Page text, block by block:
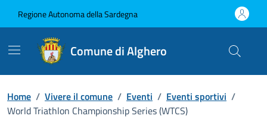
Regione Autonoma della Sardegna
Comune di Alghero
Home / Vivere il comune / Eventi / Eventi sportivi /
World Triathlon Championship Series (WTCS)